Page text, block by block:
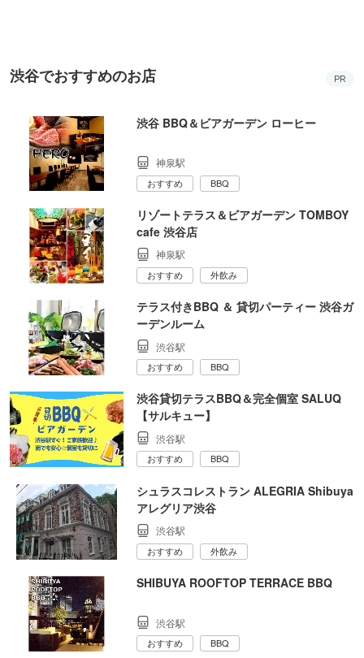
渋谷でおすすめのお店 PR
渋谷 BBQ＆ビアガーデン ローヒー
神泉駅
おすすめ BBQ
リゾートテラス＆ビアガーデン TOMBOY
cafe 渋谷店
神泉駅
おすすめ 外飲み
テラス付きBBQ ＆ 貸切パーティー 渋谷ガ
ーデンルーム
渋谷駅
おすすめ BBQ
渋谷貸切テラスBBQ＆完全個室 SALUQ
【サルキュー】
渋谷駅
おすすめ BBQ
シュラスコレストラン ALEGRIA Shibuya
アレグリア渋谷
渋谷駅
おすすめ 外飲み
SHIBUYA ROOFTOP TERRACE BBQ
渋谷駅
おすすめ BBQ